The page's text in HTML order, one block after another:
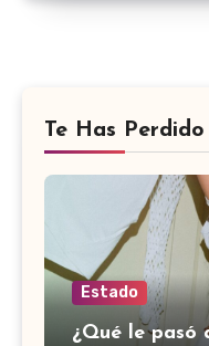
Te Has Perdido
Estado
¿Qué le pasó